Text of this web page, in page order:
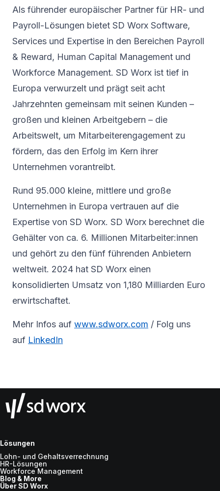
Als führender europäischer Partner für HR- und
Payroll-Lösungen bietet SD Worx Software,
Services und Expertise in den Bereichen Payroll
& Reward, Human Capital Management und
Workforce Management. SD Worx ist tief in
Europa verwurzelt und prägt seit acht
Jahrzehnten gemeinsam mit seinen Kunden –
großen und kleinen Arbeitgebern – die
Arbeitswelt, um Mitarbeiterengagement zu
fördern, das den Erfolg im Kern ihrer
Unternehmen vorantreibt.
Rund 95.000 kleine, mittlere und große
Unternehmen in Europa vertrauen auf die
Expertise von SD Worx. SD Worx berechnet die
Gehälter von ca. 6. Millionen Mitarbeiter:innen
und gehört zu den fünf führenden Anbietern
weltweit. 2024 hat SD Worx einen
konsolidierten Umsatz von 1,180 Milliarden Euro
erwirtschaftet.
Mehr Infos auf www.sdworx.com / Folg uns
auf LinkedIn
Lösungen
Lohn- und Gehaltsverrechnung
HR-Lösungen
Workforce Management
Blog & More
Über SD Worx